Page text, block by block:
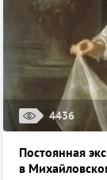
4436
Постоянная
в